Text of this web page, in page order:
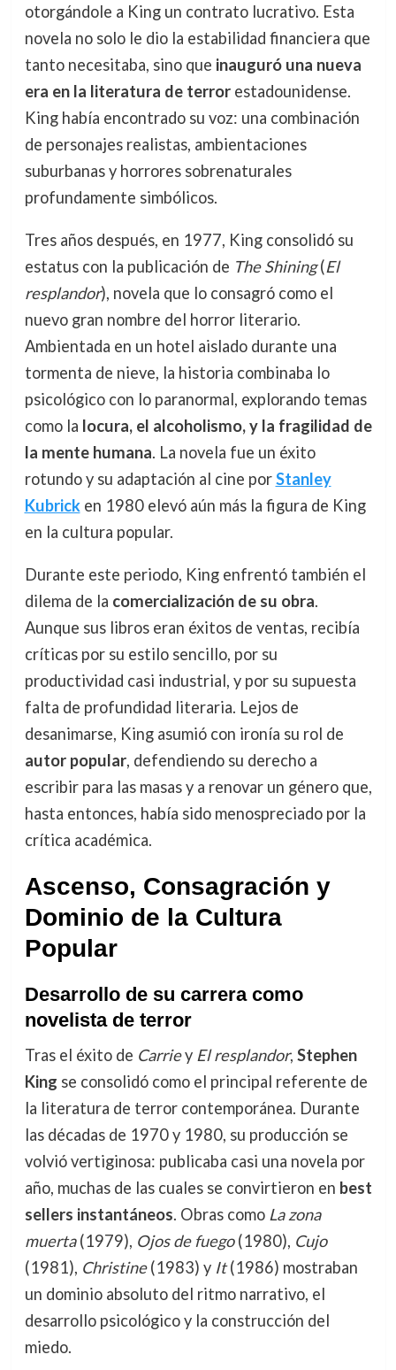
otorgándole a King un contrato lucrativo. Esta
novela no solo le dio la estabilidad financiera que
tanto necesitaba, sino que inauguró una nueva
era en la literatura de terrorestadounidense.
King había encontrado su voz: una combinación
de personajes realistas, ambientaciones
suburbanas y horrores sobrenaturales
profundamente simbólicos.
Tres años después, en 1977, King consolidó su
estatus con la publicación de The Shining(El
resplandor), novela que lo consagró como el
nuevo gran nombre del horror literario.
Ambientada en un hotel aislado durante una
tormenta de nieve, la historia combinaba lo
psicológico con lo paranormal, explorando temas
como la locura, el alcoholismo, y la fragilidad de
la mente humana. La novela fue un éxito
rotundo y su adaptación al cine porStanley
Kubricken 1980 elevó aún más la figura de King
en la cultura popular.
Durante este periodo, King enfrentó también el
dilema de la comercialización de su obra.
Aunque sus libros eran éxitos de ventas, recibía
críticas por su estilo sencillo, por su
productividad casi industrial, y por su supuesta
falta de profundidad literaria. Lejos de
desanimarse, King asumió con ironía su rol de
autor popular, defendiendo su derecho a
escribir para las masas y a renovar un género que,
hasta entonces, había sido menospreciado por la
crítica académica.
Ascenso, Consagración y
Dominio de la Cultura
Popular
Desarrollo de su carrera como
novelista de terror
Tras el éxito de Carriey El resplandor, Stephen
King se consolidó como el principal referente de
la literatura de terror contemporánea. Durante
las décadas de 1970 y 1980, su producción se
volvió vertiginosa: publicaba casi una novela por
año, muchas de las cuales se convirtieron en best
sellers instantáneos. Obras como La zona
muerta(1979), Ojos de fuego(1980), Cujo
(1981), Christine(1983) y It(1986) mostraban
un dominio absoluto del ritmo narrativo, el
desarrollo psicológico y la construcción del
miedo.